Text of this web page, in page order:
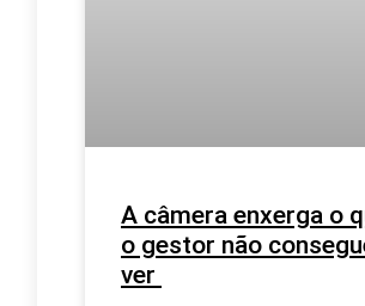
A câmera enxerga o
o gestor não
ver